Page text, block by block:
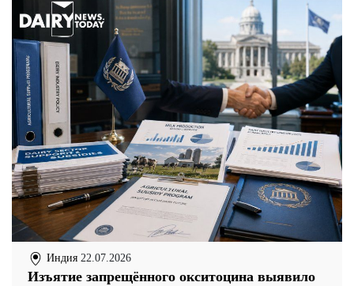
Индия 22.07.2026
Изъятие запрещённого окситоцина выявило